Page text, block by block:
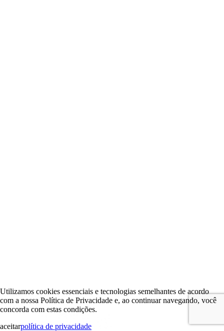
Utilizamos cookies essenciais e tecnologias semelhantes de acordo
com a nossa Política de Privacidade e, ao continuar navegando, você
concorda com estas condições.
aceitarpolítica de privacidade